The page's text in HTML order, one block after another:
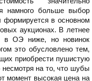
намного больше выбор
в основном
аукционах. В летнее
ОЭ ниже, но новинок
это обусловлено тем,
приобрести пушистую
несмотря на то, что шубы
момент высокая цена на